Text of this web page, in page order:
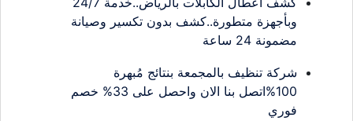
وبأجهزة متطورة..كشف بدون تكسير وصيانة
مضمونة 24 ساعة
شركة تنظيف بالمجمعة بنتائج مُبهرة
100%اتصل بنا الان واحصل على 33% خصم
فوري